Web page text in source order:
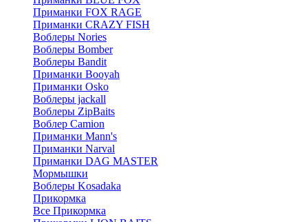
Приманки FOX RAGE
Приманки CRAZY FISH
Воблеры Nories
Воблеры Bomber
Воблеры Bandit
Приманки Booyah
Приманки Osko
Воблеры jackall
Воблеры ZipBaits
Воблер Camion
Приманки Mann's
Приманки Narval
Приманки DAG MASTER
Мормышки
Воблеры Kosadaka
Прикормка
Все Прикормка